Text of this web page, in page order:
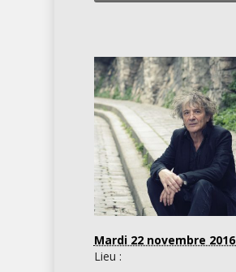
Mardi 22 novembre 2016
Lieu :